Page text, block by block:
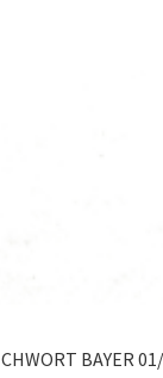
BAYER